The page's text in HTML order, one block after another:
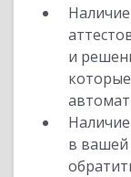
и
в вашей